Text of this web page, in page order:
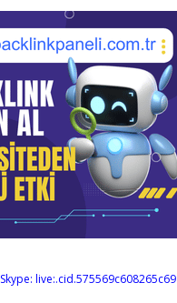
Skype: live:.cid.575569c608265c69